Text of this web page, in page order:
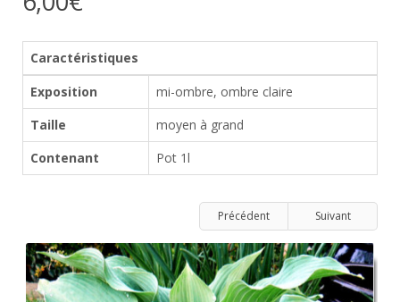
Caractéristiques
Exposition
mi-ombre, ombre claire
Taille
moyen à grand
Contenant
Pot 1l
Précédent Suivant